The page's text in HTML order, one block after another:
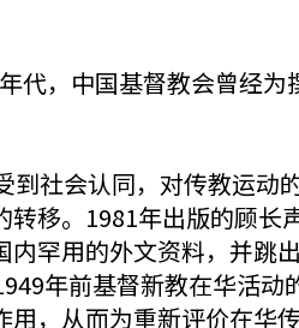
，中国基督教会曾经为
社会认同，对传教运动
移。1981年出版的顾长
罕用的外文资料，并跳
年前基督新教在华活动
，从而为重新评价在华